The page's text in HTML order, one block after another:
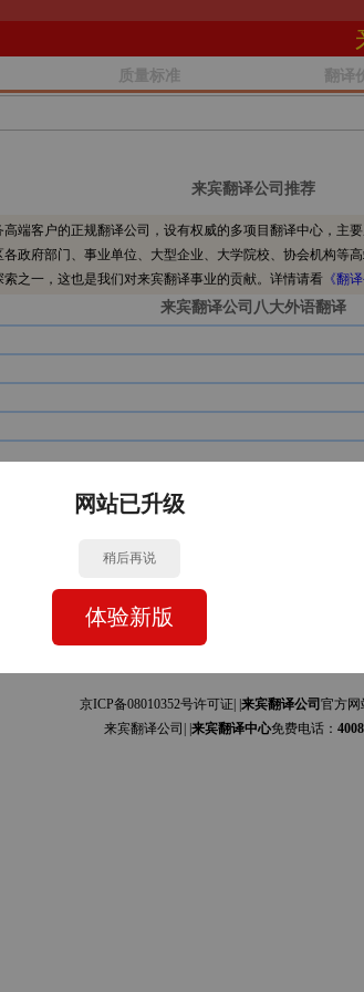
质量标准 翻译
来宾翻译公司推荐
端客户的正规翻译公司，设有权威的多项目翻译中心，主
政府部门、事业单位、大型企业、大学院校、协会机构等
之一，这也是我们对来宾翻译事业的贡献。详情请看 《翻
来宾翻译公司八大外语翻译
京ICP备08010352号许可证| | 来宾翻译公司 官方网
来宾翻译公司| | 来宾翻译中心免费电话：
网站已升级
稍后再说
体验新版